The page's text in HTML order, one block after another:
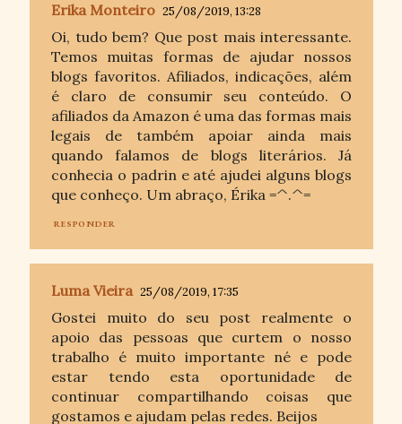
Erika Monteiro 25/08/2019, 13:28
Oi, tudo bem? Que post mais interessante.
Temos muitas formas de ajudar nossos
blogs favoritos. Afiliados, indicações, além
é claro de consumir seu conteúdo. O
afiliados da Amazon é uma das formas mais
legais de também apoiar ainda mais
quando falamos de blogs literários. Já
conhecia o padrin e até ajudei alguns blogs
que conheço. Um abraço, Érika =^.^=
RESPONDER
Luma Vieira 25/08/2019, 17:35
Gostei muito do seu post realmente o
apoio das pessoas que curtem o nosso
trabalho é muito importante né e pode
estar tendo esta oportunidade de
continuar compartilhando coisas que
gostamos e ajudam pelas redes. Beijos